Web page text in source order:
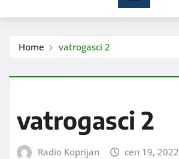
Home vatrogasci 2
vatrogasci 2
Radio Koprijan сеп 19, 2022